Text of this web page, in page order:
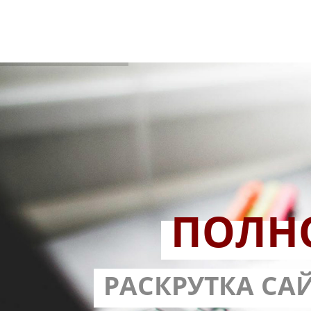
С
РАСКРУТКА